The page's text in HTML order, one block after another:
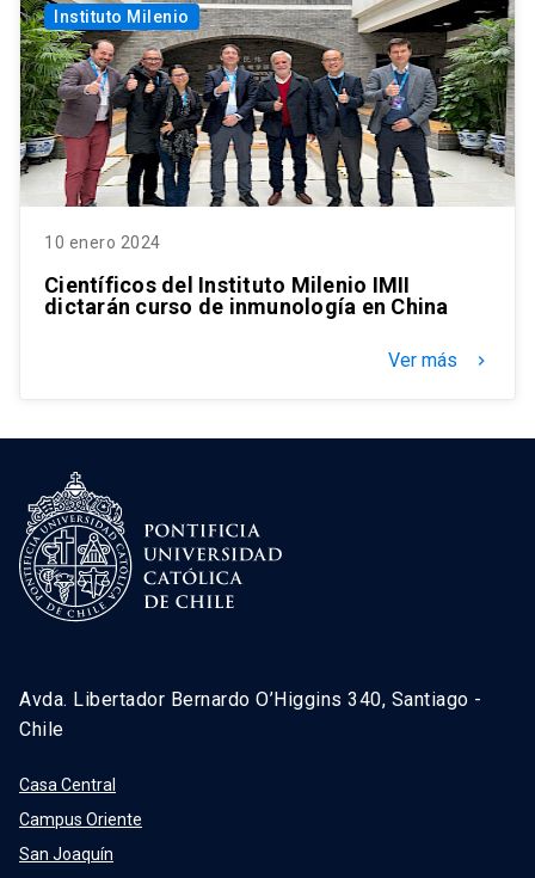
Instituto Milenio
10 enero 2024
Científicos del Instituto Milenio IMII
dictarán curso de inmunología en China
Ver más keyboard_arrow_right
Avda. Libertador Bernardo O’Higgins 340, Santiago -
Chile
Casa Central
Campus Oriente
San Joaquín